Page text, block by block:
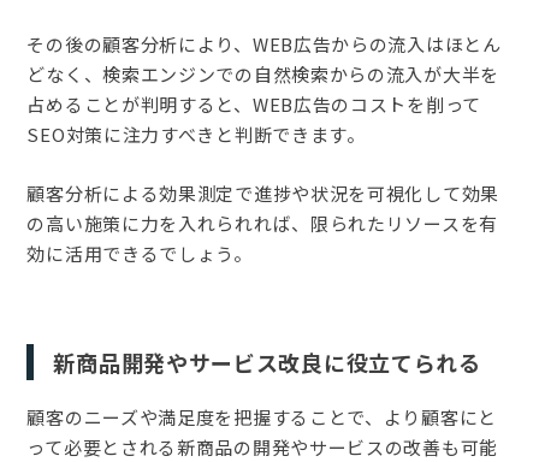
その後の顧客分析により、WEB広告からの流入はほとん
どなく、検索エンジンでの自然検索からの流入が大半を
占めることが判明すると、WEB広告のコストを削って
SEO対策に注力すべきと判断できます。
顧客分析による効果測定で進捗や状況を可視化して効果
の高い施策に力を入れられれば、限られたリソースを有
効に活用できるでしょう。
新商品開発やサービス改良に役立てられる
顧客のニーズや満足度を把握することで、より顧客にと
って必要とされる新商品の開発やサービスの改善も可能